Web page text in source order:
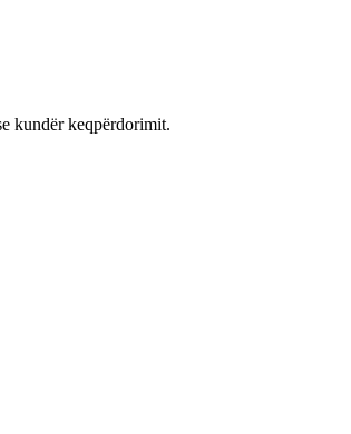
kundër keqpërdorimit.